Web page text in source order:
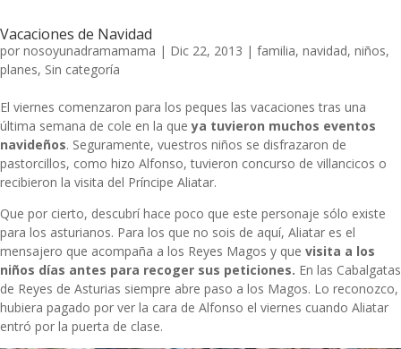
Vacaciones de Navidad
por nosoyunadramamama | Dic 22, 2013 | familia, navidad, niños,
planes, Sin categoría
El viernes comenzaron para los peques las vacaciones tras una
última semana de cole en la queya tuvieron muchos eventos
navideños. Seguramente, vuestros niños se disfrazaron de
pastorcillos, como hizo Alfonso, tuvieron concurso de villancicos o
recibieron la visita del Príncipe Aliatar.
Que por cierto, descubrí hace poco que este personaje sólo existe
para los asturianos. Para los que no sois de aquí, Aliatar es el
mensajero que acompaña a los Reyes Magos y que visita a los
niños días antes para recoger sus peticiones. En las Cabalgatas
de Reyes de Asturias siempre abre paso a los Magos. Lo reconozco,
hubiera pagado por ver la cara de Alfonso el viernes cuando Aliatar
entró por la puerta de clase.